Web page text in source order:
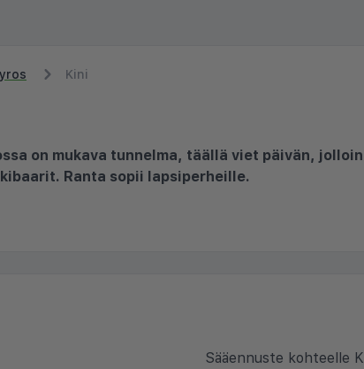
Kini
on mukava tunnelma, täällä viet päivän,
Ranta sopii lapsiperheille.
Sääennuste kohteelle